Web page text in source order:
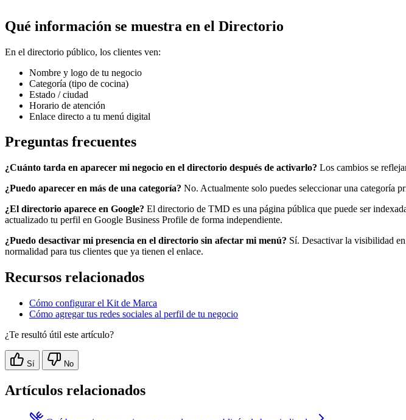
Qué información se muestra en el Directorio
En el directorio público, los clientes ven:
Nombre y logo de tu negocio
Categoría (tipo de cocina)
Estado / ciudad
Horario de atención
Enlace directo a tu menú digital
Preguntas frecuentes
¿Cuánto tarda en aparecer mi negocio en el directorio después de activarlo? Los cambios se
¿Puedo aparecer en más de una categoría? No. Actualmente solo puedes seleccionar una categoría
¿El directorio aparece en Google? El directorio de TMD es una página pública que puede ser
actualizado tu perfil en Google Business Profile de forma independiente.
¿Puedo desactivar mi presencia en el directorio sin afectar mi menú? Sí. Desactivar la visibilidad
normalidad para tus clientes que ya tienen el enlace.
Recursos relacionados
Cómo configurar el Kit de Marca
Cómo agregar tus redes sociales al perfil de tu negocio
¿Te resultó útil este artículo?
Sí No
Artículos relacionados